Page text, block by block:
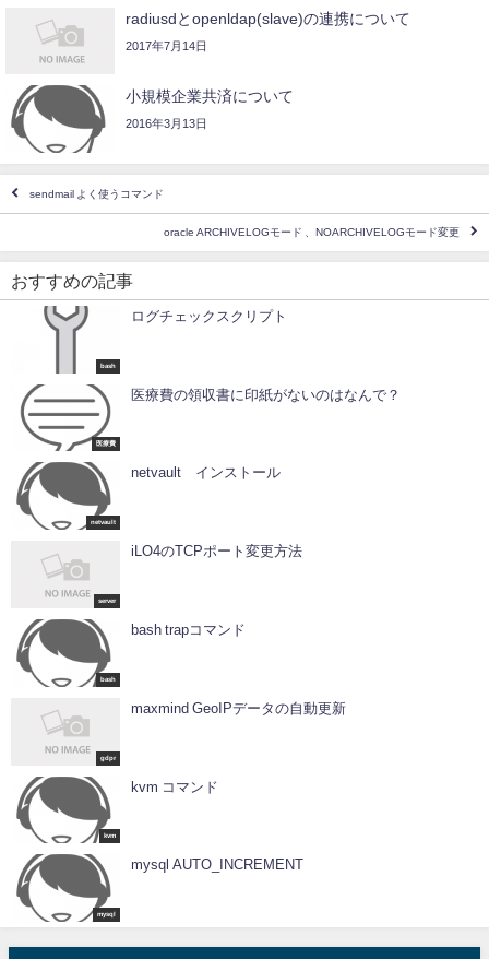
radiusdとopenldap(slave)の連携について
2017年7月14日
小規模企業共済について
2016年3月13日
sendmail よく使うコマンド
oracle ARCHIVELOGモード 、NOARCHIVELOGモード変更
おすすめの記事
bash
ログチェックスクリプト
医療費
医療費の領収書に印紙がないのはなんで？
netvault
netvault インストール
server
iLO4のTCPポート変更方法
bash
bash trapコマンド
gdpr
maxmind GeoIPデータの自動更新
kvm
kvm コマンド
mysql
mysql AUTO_INCREMENT